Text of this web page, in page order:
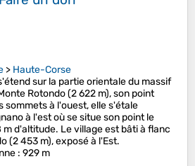
> Haute-Corse
sur la partie orientale du massif
Rotondo (2 622 m), son point
sommets à l'ouest, elle s'étale
à l'est où se situe son point le
m d'altitude. Le village est bâti à flanc
(2 453 m), exposé à l'Est.
: 929 m